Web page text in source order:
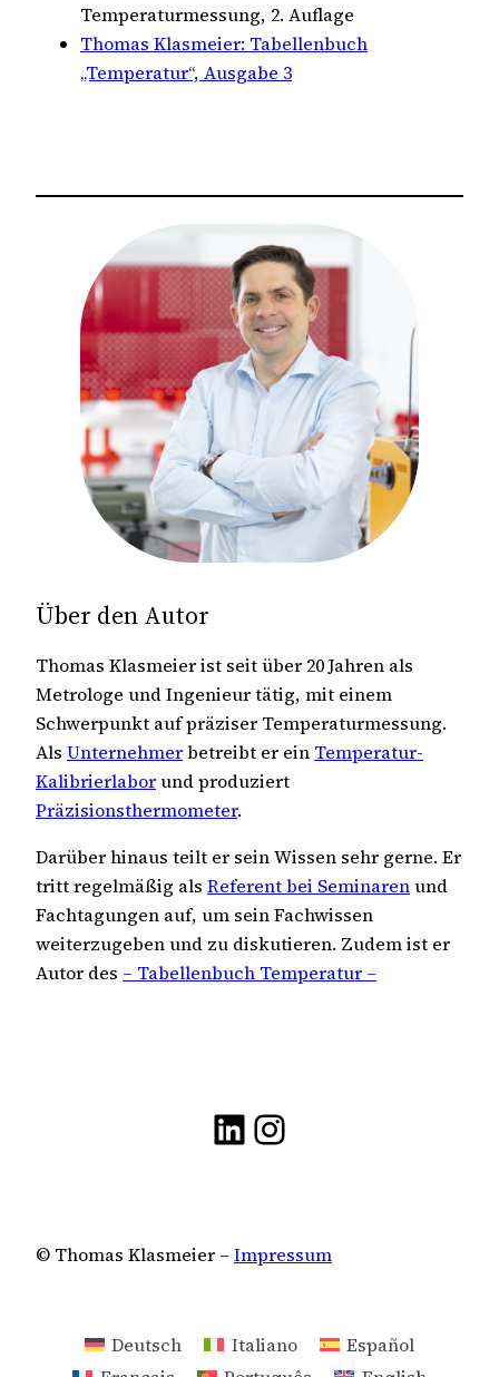
Temperaturmessung, 2. Auflage
Thomas Klasmeier: Tabellenbuch
„Temperatur“, Ausgabe 3
Über den Autor
Thomas Klasmeier ist seit über 20 Jahren als
Metrologe und Ingenieur tätig, mit einem
Schwerpunkt auf präziser Temperaturmessung.
Als Unternehmerbetreibt er ein Temperatur-
Kalibrierlaborund produziert
Präzisionsthermometer.
Darüber hinaus teilt er sein Wissen sehr gerne. Er
tritt regelmäßig als Referent bei Seminarenund
Fachtagungen auf, um sein Fachwissen
weiterzugeben und zu diskutieren. Zudem ist er
Autor des – Tabellenbuch Temperatur –
LinkedIn
Instagram
© Thomas Klasmeier – Impressum
Deutsch Italiano
Español